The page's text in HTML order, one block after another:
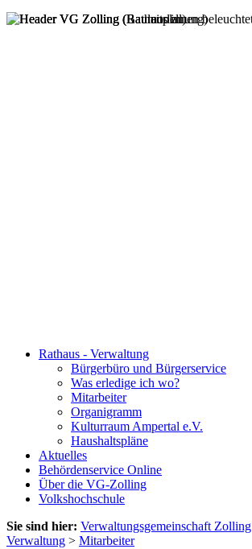
Rathaus - Verwaltung
Bürgerbüro und Bürgerservice
Was erledige ich wo?
Mitarbeiter
Organigramm
Kulturraum Ampertal e.V.
Haushaltspläne
Aktuelles
Behördenservice Online
Über die VG-Zolling
Volkshochschule
Sie sind hier: Verwaltungsgemeinschaft Zolling
Verwaltung > Mitarbeiter